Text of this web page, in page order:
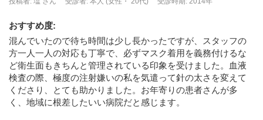
おすすめ度:
混んでいたので待ち時間は少し長かったですが、スタッフの
方一人一人の対応も丁寧で、必ずマスク着用を義務付けるな
ど衛生面もきちんと管理されている印象を受けました。血液
検査の際、極度の注射嫌いの私を気遣って針の太さを変えて
くださり、とても助かりました。お年寄りの患者さんが多
く、地域に根差したいい病院だと感じます。